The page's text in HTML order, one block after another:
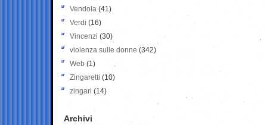
Vendola (41)
Verdi (16)
Vincenzi (30)
violenza sulle donne (342)
Web (1)
Zingaretti (10)
zingari (14)
Archivi